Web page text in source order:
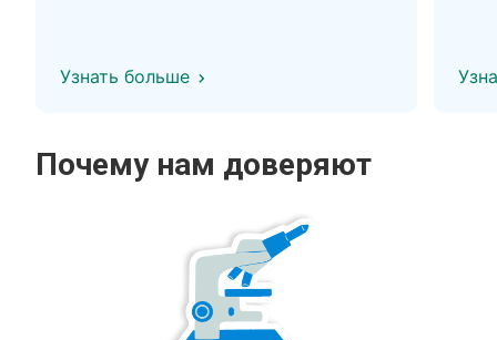
Узнать больше
Почему нам доверяют